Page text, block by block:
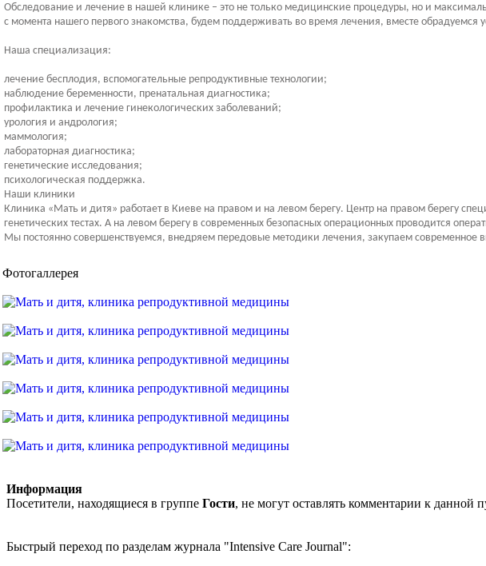
Обследование и лечение в нашей клинике – это не только медицинские процедуры, но и
с момента нашего первого знакомства, будем поддерживать во время лечения, вместе
Наша специализация:
лечение бесплодия, вспомогательные репродуктивные технологии;
наблюдение беременности, пренатальная диагностика;
профилактика и лечение гинекологических заболеваний;
урология и андрология;
маммология;
лабораторная диагностика;
генетические исследования;
психологическая поддержка.
Наши клиники
Клиника «Мать и дитя» работает в Киеве на правом и на левом берегу. Центр на правом берегу
генетических тестах. А на левом берегу в современных безопасных операционных проводится
Мы постоянно совершенствуемся, внедряем передовые методики лечения, закупаем современное
Фотогаллерея
Информация
Посетители, находящиеся в группе Гости, не могут оставлять комментарии к данной
Быстрый переход по разделам журнала "Intensive Care Journal":